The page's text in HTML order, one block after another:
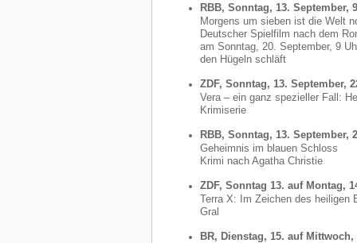
RBB, Sonntag, 13. September,
Morgens um sieben ist die Welt
Deutscher Spielfilm nach dem
am Sonntag, 20. September, 9
den Hügeln schläft
ZDF, Sonntag, 13. September,
Vera – ein ganz spezieller Fall:
Krimiserie
RBB, Sonntag, 13. September,
Geheimnis im blauen Schloss
Krimi nach Agatha Christie
ZDF, Sonntag 13. auf Montag,
Terra X: Im Zeichen des heiligen
Gral
BR, Dienstag, 15. auf